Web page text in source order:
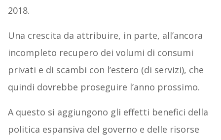
2018.
Una crescita da attribuire, in parte, all’ancora
incompleto recupero dei volumi di consumi
privati e di scambi con l’estero (di servizi), che
quindi dovrebbe proseguire l’anno prossimo.
A questo si aggiungono gli effetti benefici della
politica espansiva del governo e delle risorse